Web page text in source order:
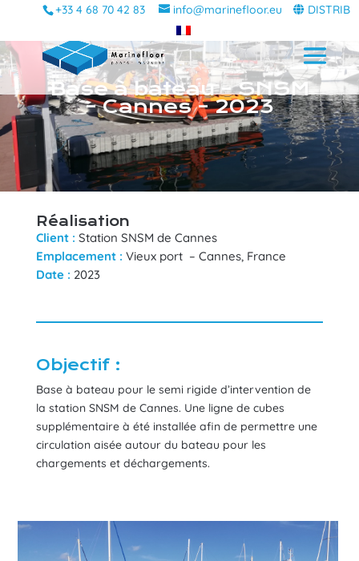
+33 4 68 70 42 83 info@marinefloor.eu DISTRIB
Base à bateau – SNSM
– Cannes – 2023
Réalisation
Client : Station SNSM de Cannes
Emplacement : Vieux port – Cannes, France
Date : 2023
Objectif :
Base à bateau pour le semi rigide d’intervention de
la station SNSM de Cannes. Une ligne de cubes
supplémentaire à été installée afin de permettre une
circulation aisée autour du bateau pour les
chargements et déchargements.